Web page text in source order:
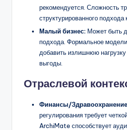
рекомендуется. Сложность
структурированного подхода
Малый бизнес: Может быть
подхода. Формальное
добавить излишнюю
выгоды.
Отраслевой
Финансы/
регулирования требует
ArchiMate способствует